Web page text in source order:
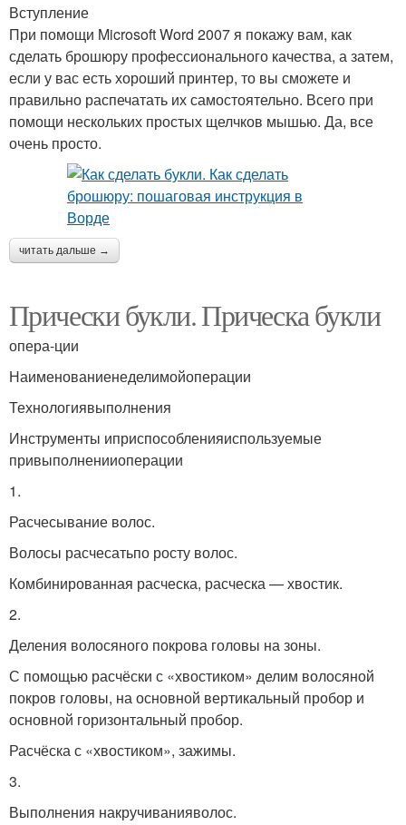
Вступление
При помощи Microsoft Word 2007 я покажу вам, как
сделать брошюру профессионального качества, а затем,
если у вас есть хороший принтер, то вы сможете и
правильно распечатать их самостоятельно. Всего при
помощи нескольких простых щелчков мышью. Да, все
очень просто.
читать дальше →
Прически букли. Прическа букли
опера-ции
Наименованиенеделимойоперации
Технологиявыполнения
Инструменты иприспособленияиспользуемые
привыполненииоперации
1.
Расчесывание волос.
Волосы расчесатьпо росту волос.
Комбинированная расческа, расческа — хвостик.
2.
Деления волосяного покрова головы на зоны.
С помощью расчёски с «хвостиком» делим волосяной
покров головы, на основной вертикальный пробор и
основной горизонтальный пробор.
Расчёска с «хвостиком», зажимы.
3.
Выполнения накручиванияволос.